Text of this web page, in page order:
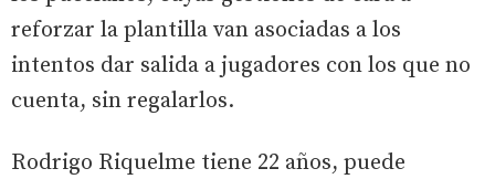
reforzar la plantilla van asociadas a los
intentos dar salida a jugadores con los que no
cuenta, sin regalarlos.
Rodrigo Riquelme tiene 22 años, puede